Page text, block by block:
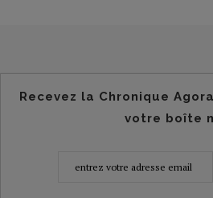
Recevez la Chronique
votre boîte